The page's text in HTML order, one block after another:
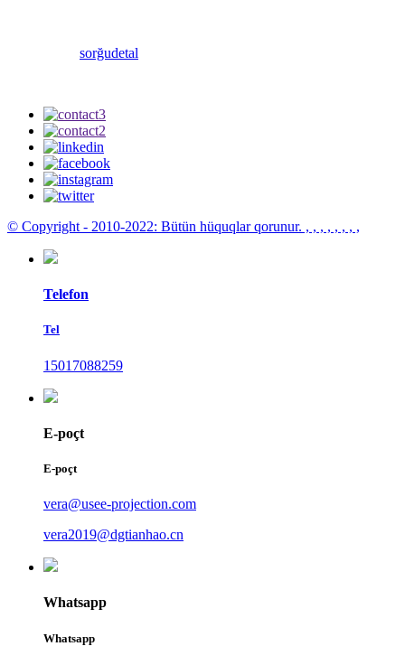
sorğudetal
© Copyright - 2010-2022: Bütün hüquqlar qorunur. , , , , , , , ,
Telefon
Tel
15017088259
E-poçt
E-poçt
vera@usee-projection.com
vera2019@dgtianhao.cn
Whatsapp
Whatsapp